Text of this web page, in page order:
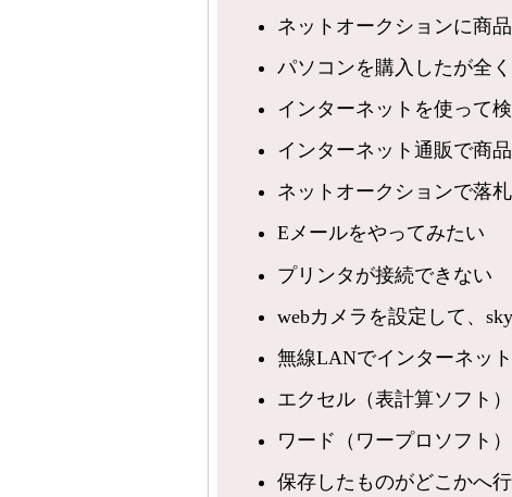
ネットオークションに商
パソコンを購入したが全
インターネットを使って
インターネット通販で商
ネットオークションで落
Eメールをやってみたい
プリンタが接続できない
webカメラを設定して、
無線LANでインターネッ
エクセル（表計算ソフト
ワード（ワープロソフト
保存したものがどこかへ